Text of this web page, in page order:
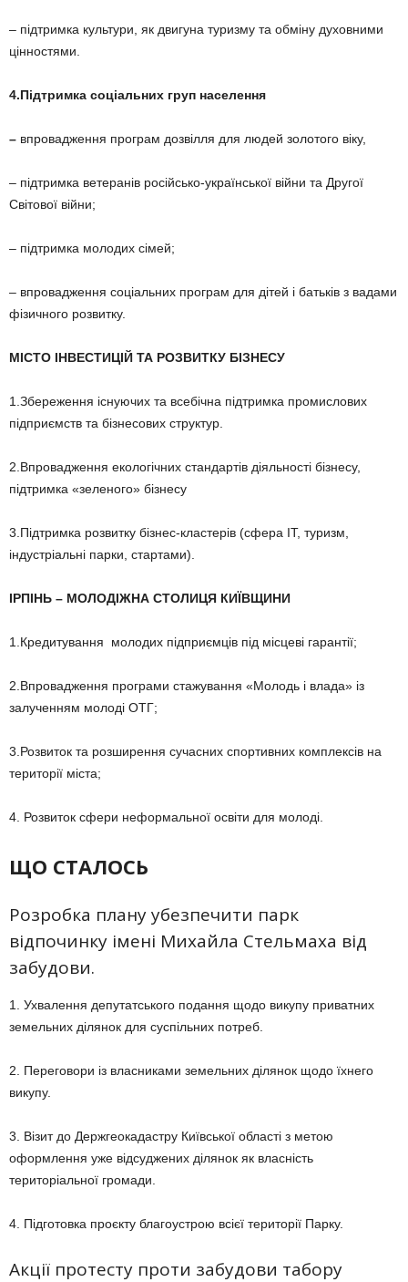
– підтримка культури, як двигуна туризму та обміну духовними
цінностями.
4.Підтримка соціальних груп населення
– впровадження програм дозвілля для людей золотого віку,
– підтримка ветеранів російсько-української війни та Другої
Світової війни;
– підтримка молодих сімей;
– впровадження соціальних програм для дітей і батьків з вадами
фізичного розвитку.
МІСТО ІНВЕСТИЦІЙ ТА РОЗВИТКУ БІЗНЕСУ
1.Збереження існуючих та всебічна підтримка промислових
підприємств та бізнесових структур.
2.Впровадження екологічних стандартів діяльності бізнесу,
підтримка «зеленого» бізнесу
3.Підтримка розвитку бізнес-кластерів (сфера ІТ, туризм,
індустріальні парки, стартами).
ІРПІНЬ – МОЛОДІЖНА СТОЛИЦЯ КИЇВЩИНИ
1.Кредитування молодих підприємців під місцеві гарантії;
2.Впровадження програми стажування «Молодь і влада» із
залученням молоді ОТГ;
3.Розвиток та розширення сучасних спортивних комплексів на
території міста;
4. Розвиток сфери неформальної освіти для молоді.
ЩО СТАЛОСЬ
Розробка плану убезпечити парк
відпочинку імені Михайла Стельмаха від
забудови.
1. Ухвалення депутатського подання щодо викупу приватних
земельних ділянок для суспільних потреб.
2. Переговори із власниками земельних ділянок щодо їхнего
викупу.
3. Візит до Держгеокадастру Київської області з метою
оформлення уже відсуджених ділянок як власність
територіальної громади.
4. Підготовка проєкту благоустрою всієї території Парку.
Акції протесту проти забудови табору